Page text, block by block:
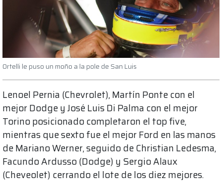
Ortelli le puso un moño a la pole de San Luis
Lenoel Pernia (Chevrolet), Martín Ponte con el
mejor Dodge y José Luis Di Palma con el mejor
Torino posicionado completaron el top five,
mientras que sexto fue el mejor Ford en las manos
de Mariano Werner, seguido de Christian Ledesma,
Facundo Ardusso (Dodge) y Sergio Alaux
(Cheveolet) cerrando el lote de los diez mejores.